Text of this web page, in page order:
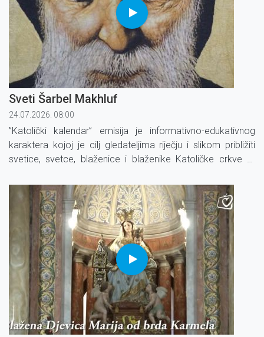
Sveti Šarbel Makhluf
24.07.2026. 08:00
”Katolički kalendar” emisija je informativno-edukativnog
karaktera kojoj je cilj gledateljima riječju i slikom približiti
svetice, svetce, blaženice i blaženike Katoličke crkve te